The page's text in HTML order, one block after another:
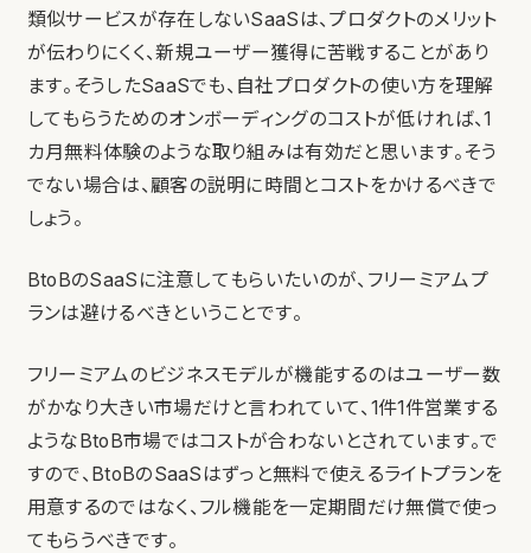
類似サービスが存在しないSaaSは、プロダクトのメリット
が伝わりにくく、新規ユーザー獲得に苦戦することがあり
ます。そうしたSaaSでも、自社プロダクトの使い方を理解
してもらうためのオンボーディングのコストが低ければ、1
カ月無料体験のような取り組みは有効だと思います。そう
でない場合は、顧客の説明に時間とコストをかけるべきで
しょう。
BtoBのSaaSに注意してもらいたいのが、フリーミアムプ
ランは避けるべきということです。
フリーミアムのビジネスモデルが機能するのはユーザー数
がかなり大きい市場だけと言われていて、1件1件営業する
ようなBtoB市場ではコストが合わないとされています。で
すので、BtoBのSaaSはずっと無料で使えるライトプランを
用意するのではなく、フル機能を一定期間だけ無償で使っ
てもらうべきです。